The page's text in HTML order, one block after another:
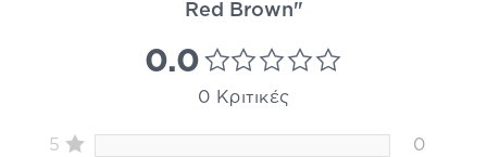
Red Brown"
0.0
0 Κριτικές
5
0